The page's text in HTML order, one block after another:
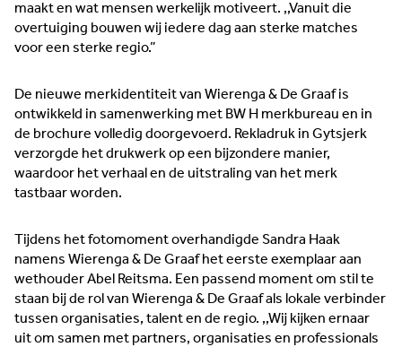
maakt en wat mensen werkelijk motiveert. ,,Vanuit die
overtuiging bouwen wij iedere dag aan sterke matches
voor een sterke regio.”
De nieuwe merkidentiteit van Wierenga & De Graaf is
ontwikkeld in samenwerking met BW H merkbureau en in
de brochure volledig doorgevoerd. Rekladruk in Gytsjerk
verzorgde het drukwerk op een bijzondere manier,
waardoor het verhaal en de uitstraling van het merk
tastbaar worden.
Tijdens het fotomoment overhandigde Sandra Haak
namens Wierenga & De Graaf het eerste exemplaar aan
wethouder Abel Reitsma. Een passend moment om stil te
staan bij de rol van Wierenga & De Graaf als lokale verbinder
tussen organisaties, talent en de regio. ,,Wij kijken ernaar
uit om samen met partners, organisaties en professionals